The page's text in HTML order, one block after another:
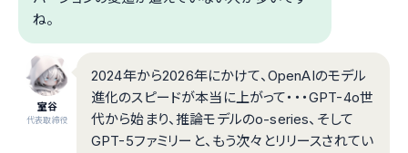
ね。
室谷
代表取締役
2024年から2026年にかけて、OpenAIのモデル
進化のスピードが本当に上がって・・・GPT-4o世
代から始まり、推論モデルのo-series、そして
GPT-5ファミリーと、もう次々とリリースされてい